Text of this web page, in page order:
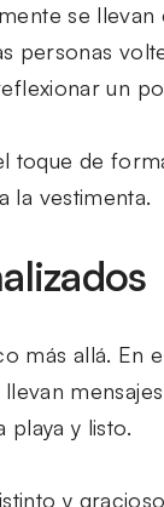
se llevan
personas
un
toque de
la vestimenta.
más allá. En
playa y listo.
y